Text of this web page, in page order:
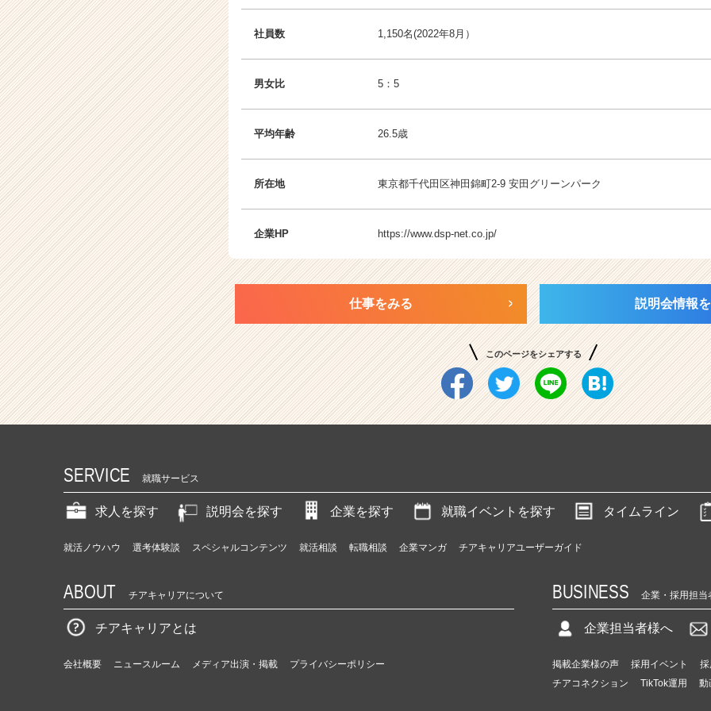
社員数 1,150名(2022年8月）
男女比 5：5
平均年齢 26.5歳
所在地 東京都千代田区神田錦町2-9 安田グリーンパーク
企業HP https://www.dsp-net.co.jp/
仕事をみる 説明会情報
このページをシェアする
SERVICE 就職サービス
求人を探す 説明会を探す 企業を探す 就職イベントを探す タイムライン
就活ノウハウ 選考体験談 スペシャルコンテンツ 就活相談 転職相談 企業マンガ チアキャリアユーザーガイド
ABOUT チアキャリアについて
チアキャリアとは
会社概要 ニュースルーム メディア出演・掲載 プライバシーポリシー
BUSINESS 企業・採用担当
企業担当者様へ
掲載企業様の声 採用イベント
チアコネクション
TikTok運用 動